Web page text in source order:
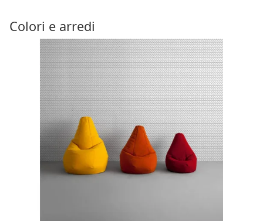
Colori e arredi